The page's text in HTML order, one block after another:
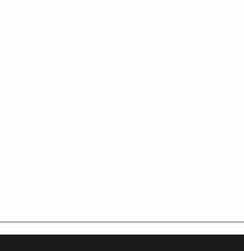
VTV SBT Área de